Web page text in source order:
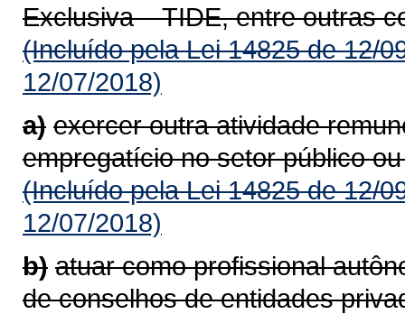
Exclusiva – TIDE, entre outras
(Incluído pela Lei 14825 de 12/
12/07/2018)
a) exercer outra atividade
empregatício no setor público
(Incluído pela Lei 14825 de 12/
12/07/2018)
b) atuar como profissional
de conselhos de entidades